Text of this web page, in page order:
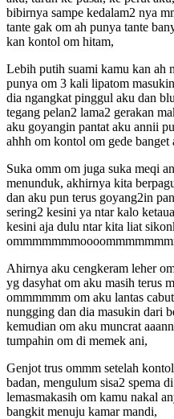
bibirnya sampe kedalam2 nya
tante gak om ah punya tante
kan kontol om hitam,
Lebih putih suami kamu kan ah
punya om 3 kali lipatom
dia ngangkat pinggul aku dan
tegang pelan2 lama2 gerakan
aku goyangin pantat aku annii
ahhh om kontol om gede
Suka omm om juga suka meqi
menunduk, akhirnya kita
dan aku pun terus goyang2in
sering2 kesini ya ntar kalo
kesini aja dulu ntar kita liat
Ahirnya aku cengkeram leher
yg dasyhat om aku masih terus
ommmmmm om aku lantas
nungging dan dia masukin dari
kemudian om aku muncrat
tumpahin om di memek ani,
Genjot trus ommm setelah
badan, mengulum sisa2 spema
lemasmakasih om kamu nakal
bangkit menuju kamar mandi,